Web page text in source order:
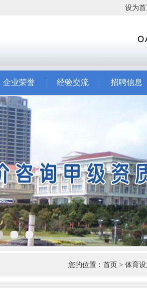
设为首
企业荣誉 经验交流 招聘信息
您的位置：首页 > 体育设